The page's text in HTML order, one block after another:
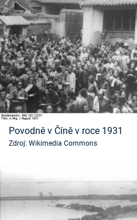
Povodně v Číně v roce 1931
Zdroj: Wikimedia Commons